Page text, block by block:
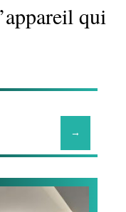
qui